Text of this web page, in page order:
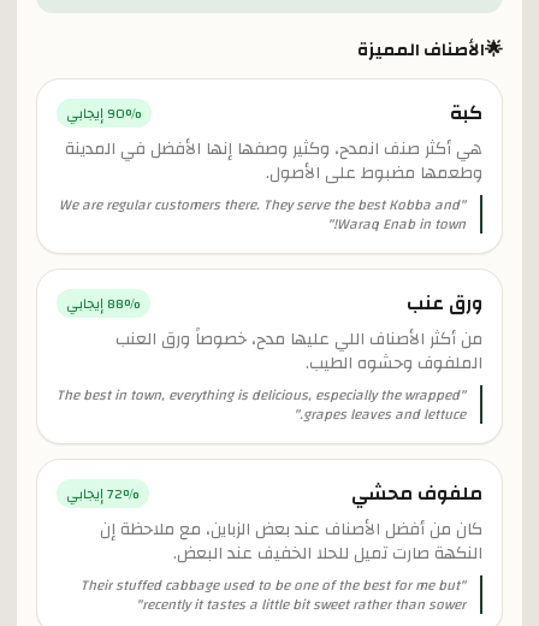
🌟الأصناف المميزة
كبة 90% إيجابي
هي أكثر صنف انمدح، وكثير وصفها إنها الأفضل في المدينة
وطعمها مضبوط على الأصول.
"
We are regular customers there. They serve the best Kobba and
Waraq Enab in town!
"
ورق عنب 88% إيجابي
من أكثر الأصناف اللي عليها مدح، خصوصاً ورق العنب
الملفوف وحشوه الطيب.
"
The best in town, everything is delicious, especially the wrapped
grapes leaves and lettuce.
"
ملفوف محشي 72% إيجابي
كان من أفضل الأصناف عند بعض الزباين، مع ملاحظة إن
النكهة صارت تميل للحلا الخفيف عند البعض.
"
Their stuffed cabbage used to be one of the best for me but
recently it tastes a little bit sweet rather than sower
"